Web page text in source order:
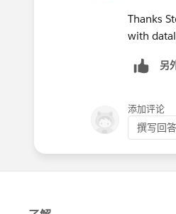
Thanks
with
另
添加评论
撰写回